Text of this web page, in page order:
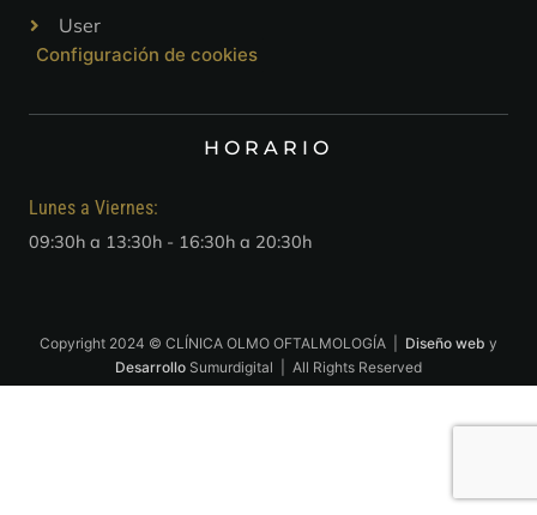
User
Configuración de cookies
HORARIO
Lunes a Viernes:
09:30h a 13:30h - 16:30h a 20:30h
Copyright 2024 © CLÍNICA OLMO OFTALMOLOGÍA | Diseño web y
Desarrollo Sumurdigital | All Rights Reserved